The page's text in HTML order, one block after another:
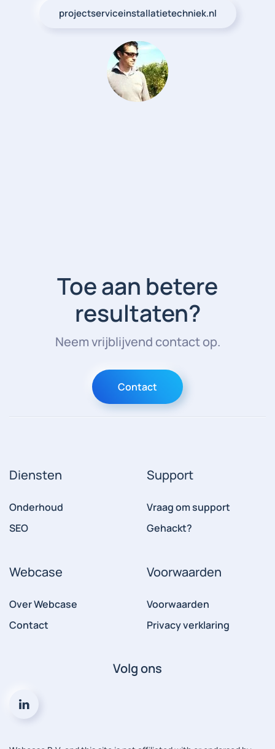
projectserviceinstallatietechniek.nl
Toe aan betere
resultaten?
Neem vrijblijvend contact op.
Contact
Diensten
Onderhoud
SEO
Support
Vraag om support
Gehackt?
Webcase
Over Webcase
Contact
Voorwaarden
Voorwaarden
Privacy verklaring
Volg ons